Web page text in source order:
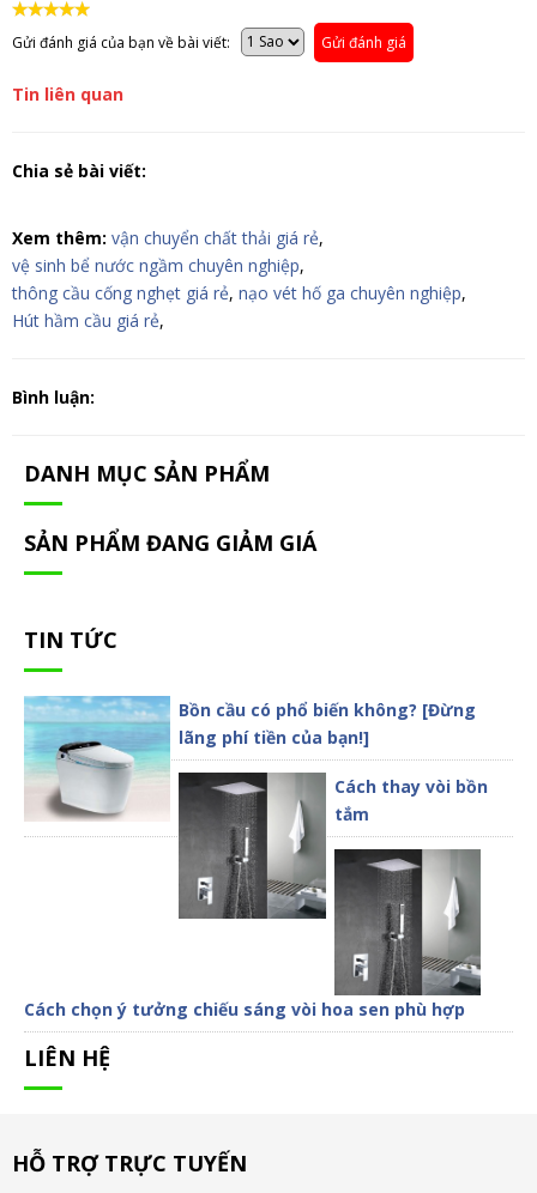
Gửi đánh giá của bạn về bài viết: Gửi đánh giá
Tin liên quan
Chia sẻ bài viết:
Xem thêm: vận chuyển chất thải giá rẻ,
vệ sinh bể nước ngầm chuyên nghiệp,
thông cầu cống nghẹt giá rẻ, nạo vét hố ga chuyên nghiệp,
Hút hầm cầu giá rẻ,
Bình luận:
DANH MỤC SẢN PHẨM
SẢN PHẨM ĐANG GIẢM GIÁ
TIN TỨC
Bồn cầu có phổ biến không? [Đừng
lãng phí tiền của bạn!]
Cách thay vòi bồn
tắm
Cách chọn ý tưởng chiếu sáng vòi hoa sen phù hợp
LIÊN HỆ
HỖ TRỢ TRỰC TUYẾN